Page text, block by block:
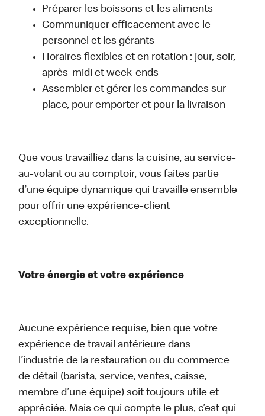
Préparer les boissons et les aliments
Communiquer efficacement avec le
personnel et les gérants
Horaires flexibles et en rotation : jour, soir,
après-midi et week-ends
Assembler et gérer les commandes sur
place, pour emporter et pour la livraison
Que vous travailliez dans la cuisine, au service-
au-volant ou au comptoir, vous faites partie
d’une équipe dynamique qui travaille ensemble
pour offrir une expérience-client
exceptionnelle.
Votre énergie et votre expérience
Aucune expérience requise, bien que votre
expérience de travail antérieure dans
l’industrie de la restauration ou du commerce
de détail (barista, service, ventes, caisse,
membre d’une équipe) soit toujours utile et
appréciée. Mais ce qui compte le plus, c’est qui